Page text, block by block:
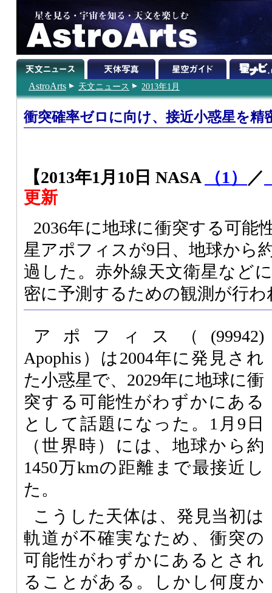
AstroArts 天文ニュース 2013年1月
衝突確率ゼロに向け、接近小惑星を精
【2013年1月10日 NASA （1） ／
更新
2036年に地球に衝突する可能
星アポフィスが9日、地球から
過した。赤外線天文衛星など
密に予測するための観測が行
アポフィス（(99942)
Apophis）は2004年に発見され
た小惑星で、2029年に地球に衝
突する可能性がわずかにある
として話題になった。1月9日
（世界時）には、地球から約
1450万kmの距離まで最接近し
た。
こうした天体は、発見当初は
軌道が不確実なため、衝突の
可能性がわずかにあるとされ
ることがある。しかし何度か